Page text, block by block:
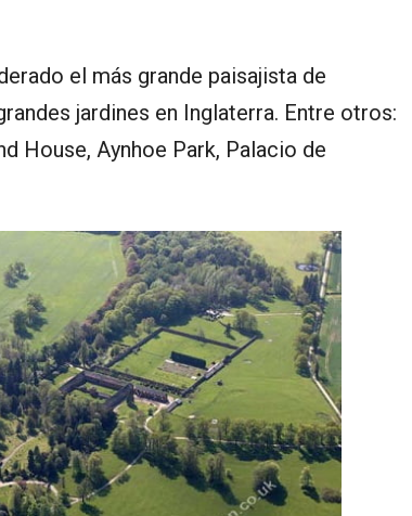
el más grande paisajista de
jardines en Inglaterra. Entre otros:
House, Aynhoe Park, Palacio de